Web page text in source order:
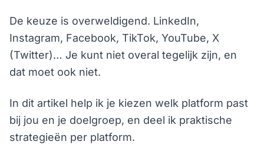
De keuze is overweldigend. LinkedIn,
Instagram, Facebook, TikTok, YouTube, X
(Twitter)… Je kunt niet overal tegelijk zijn, en
dat moet ook niet.
In dit artikel help ik je kiezen welk platform past
bij jou en je doelgroep, en deel ik praktische
strategieën per platform.